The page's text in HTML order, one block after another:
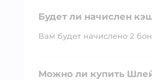
Будет ли начислен
Вам будет начислено 2
Можно ли купить